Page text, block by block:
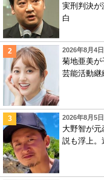
実刑判決
白
2026年8月4
菊地亜美が
芸能活動継
2026年8月5
大野智が
説も浮上。